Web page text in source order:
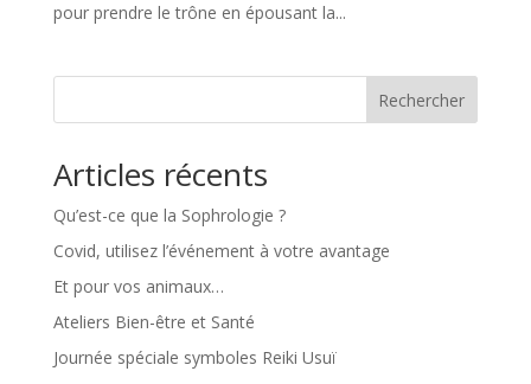
pour prendre le trône en épousant la...
Rechercher
Articles récents
Qu’est-ce que la Sophrologie ?
Covid, utilisez l’événement à votre avantage
Et pour vos animaux…
Ateliers Bien-être et Santé
Journée spéciale symboles Reiki Usuï